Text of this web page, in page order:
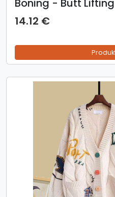
Boning - Butt
Seamless
Breathable Nylon
14.12 €